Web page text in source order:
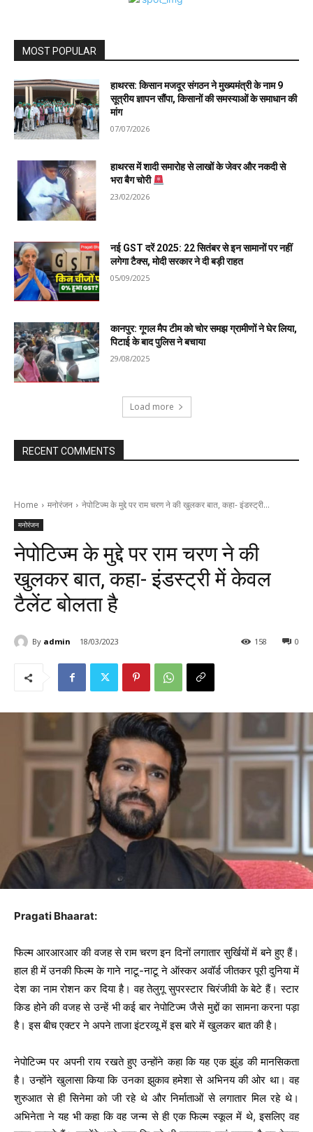
MOST POPULAR
हाथरस: किसान मजदूर संगठन ने मुख्यमंत्री के नाम 9
सूत्रीय ज्ञापन सौंपा, किसानों की समस्याओं के समाधान की
मांग
07/07/2026
हाथरस में शादी समारोह से लाखों के जेवर और नकदी से
भरा बैग चोरी
23/02/2026
नई GST दरें 2025: 22 सितंबर से इन सामानों पर नहीं
लगेगा टैक्स, मोदी सरकार ने दी बड़ी राहत
05/09/2025
कानपुर: गूगल मैप टीम को चोर समझ ग्रामीणों ने घेर लिया,
पिटाई के बाद पुलिस ने बचाया
29/08/2025
Load more
RECENT COMMENTS